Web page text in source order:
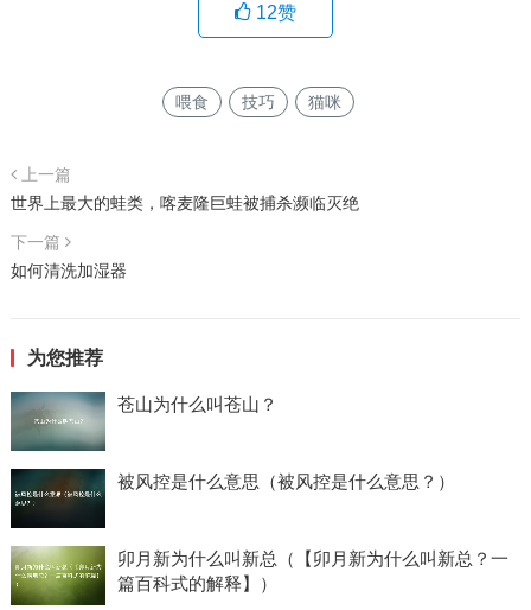
12赞
喂食 技巧 猫咪
上一篇
世界上最大的蛙类，喀麦隆巨蛙被捕杀濒临灭绝
下一篇
如何清洗加湿器
为您推荐
苍山为什么叫苍山？
被风控是什么意思（被风控是什么意思？）
卯月新为什么叫新总（【卯月新为什么叫新总？一
篇百科式的解释】）